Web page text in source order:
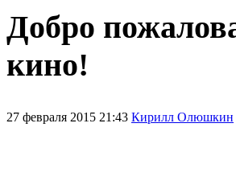
Добро
кино!
27 февраля 2015 21:43 Кирилл Олюшкин